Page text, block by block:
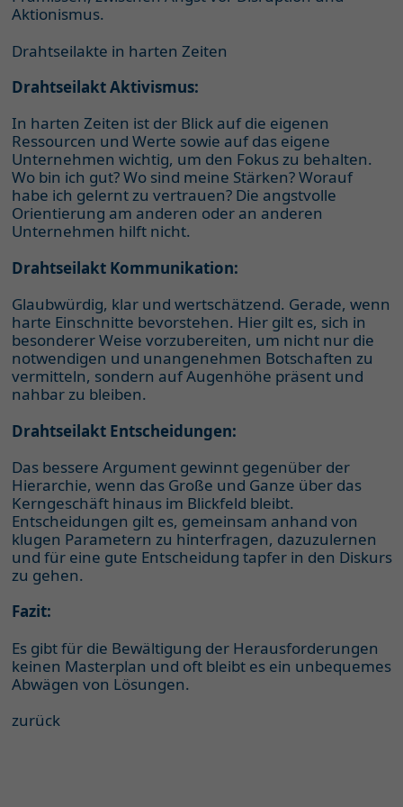
Aktionismus.
Drahtseilakte in harten Zeiten
Drahtseilakt Aktivismus:
In harten Zeiten ist der Blick auf die eigenen
Ressourcen und Werte sowie auf das eigene
Unternehmen wichtig, um den Fokus zu behalten.
Wo bin ich gut? Wo sind meine Stärken? Worauf
habe ich gelernt zu vertrauen? Die angstvolle
Orientierung am anderen oder an anderen
Unternehmen hilft nicht.
Drahtseilakt Kommunikation:
Glaubwürdig, klar und wertschätzend. Gerade, wenn
harte Einschnitte bevorstehen. Hier gilt es, sich in
besonderer Weise vorzubereiten, um nicht nur die
notwendigen und unangenehmen Botschaften zu
vermitteln, sondern auf Augenhöhe präsent und
nahbar zu bleiben.
Drahtseilakt Entscheidungen:
Das bessere Argument gewinnt gegenüber der
Hierarchie, wenn das Große und Ganze über das
Kerngeschäft hinaus im Blickfeld bleibt.
Entscheidungen gilt es, gemeinsam anhand von
klugen Parametern zu hinterfragen, dazuzulernen
und für eine gute Entscheidung tapfer in den Diskurs
zu gehen.
Fazit:
Es gibt für die Bewältigung der Herausforderungen
keinen Masterplan und oft bleibt es ein unbequemes
Abwägen von Lösungen.
zurück